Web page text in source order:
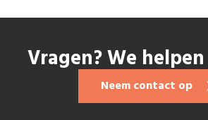
Vragen? We
Neem contact op